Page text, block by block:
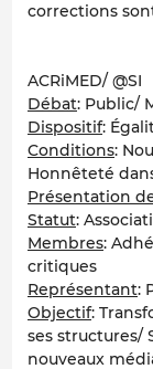
corrections
ACRiMED/ @SI
Débat: Public/
Dispositif:
Conditions:
Honnêteté
Présentation
Statut:
Membres:
critiques
Représentant:
Objectif:
ses structures/
nouveaux